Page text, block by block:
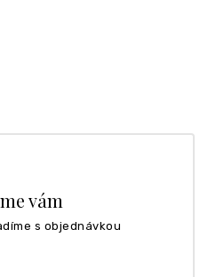
vám
s objednávkou